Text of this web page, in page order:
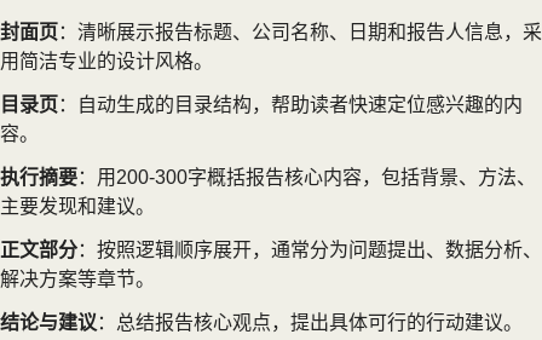
封面页 ：清晰展示报告标题、公司名称、日期和报告人信息，采
用简洁专业的设计风格。
目录页 ：自动生成的目录结构，帮助读者快速定位感兴趣的内
容。
执行摘要：用200-300字概括报告核心内容，包括背景、方法、
主要发现和建议。
正文部分：按照逻辑顺序展开，通常分为问题提出、数据分析、
解决方案等章节。
结论与建议 ：总结报告核心观点，提出具体可行的行动建议。